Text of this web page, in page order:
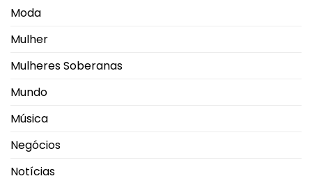
Moda
Mulher
Mulheres Soberanas
Mundo
Música
Negócios
Notícias